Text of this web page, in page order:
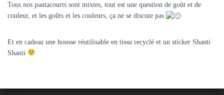
Tous nos pantacourts sont mixtes, tout est une question de goût et de
couleur, et les goûts et les couleurs, ça ne se discute pas
Et en cadeau une housse réutilisable en tissu recyclé et un sticker Shanti
Shanti